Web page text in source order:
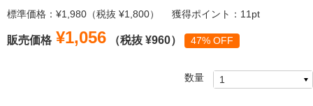
標準価格：¥1,980（税抜 ¥1,800） 獲得ポイント：11pt
販売価格 ¥1,056 （税抜 ¥960） 47% OFF
数量